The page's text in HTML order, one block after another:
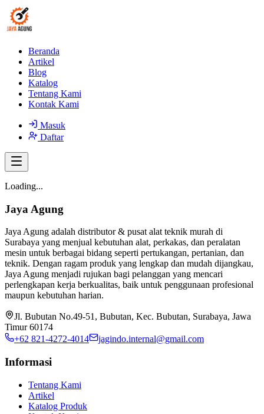
Beranda
Artikel
Blog
Katalog
Tentang Kami
Kontak Kami
Masuk
Daftar
Loading...
Jaya Agung
Jaya Agung adalah distributor & pusat alat teknik murah di
Surabaya yang menjual kebutuhan alat, perkakas, dan peralatan
mesin untuk berbagai bidang seperti pertukangan, pertanian, dan
teknik. Dengan ragam produk yang lengkap dan mudah dijangkau,
Jaya Agung menjadi rujukan bagi pelanggan yang mencari
perlengkapan kerja berkualitas, baik untuk penggunaan profesional
maupun kebutuhan harian.
Jl. Bubutan No.49-51, Bubutan, Kec. Bubutan, Surabaya, Jawa
Timur 60174
+62 821-4272-4014
jagindo.internal@gmail.com
Informasi
Tentang Kami
Artikel
Katalog Produk